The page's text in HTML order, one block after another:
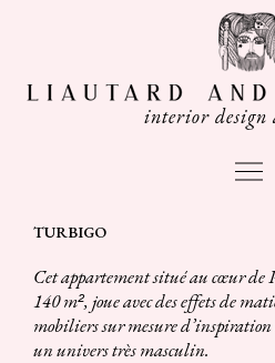
interior design
Main
TURBIGO
Cet appartement situé au cœur de
140 m², joue avec des effets de
mobiliers sur mesure
un univers très masculin.
Navigation
articles